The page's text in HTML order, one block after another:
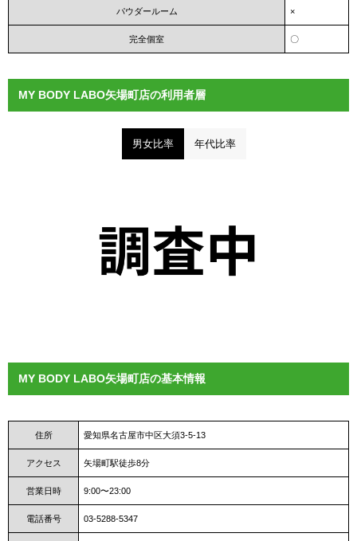
パウダールーム ×
完全個室 〇
MY BODY LABO矢場町店の利用者層
男女比率 年代比率
MY BODY LABO矢場町店の基本情報
住所 愛知県名古屋市中区大須3-5-13
アクセス 矢場町駅徒歩8分
営業日時 9:00〜23:00
電話番号 03-5288-5347